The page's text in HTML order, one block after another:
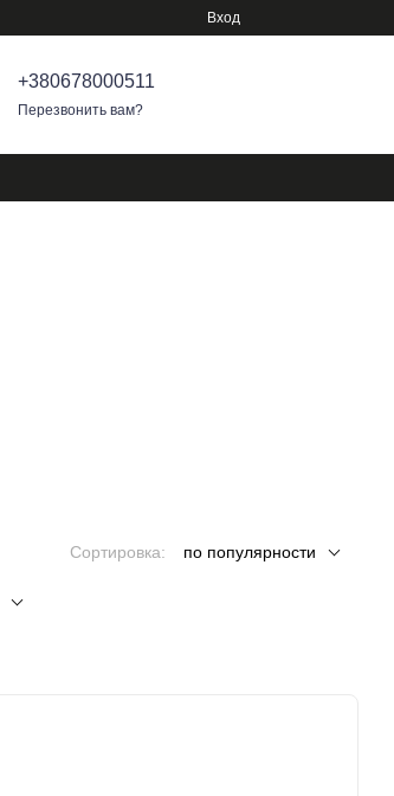
Вход
+380678000511
Перезвонить вам?
Сортировка: по популярности